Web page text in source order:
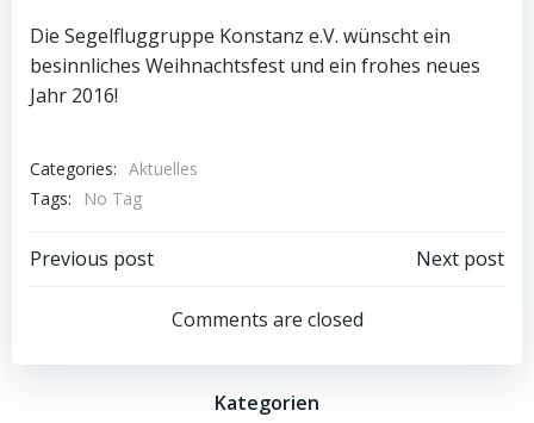
Die Segelfluggruppe Konstanz e.V. wünscht ein
besinnliches Weihnachtsfest und ein frohes neues
Jahr 2016!
Categories: Aktuelles
Tags:
No Tag
Beitrags-
Navigation
Previous post
Beitrags-
Navigation
Next post
Comments are closed
Kategorien